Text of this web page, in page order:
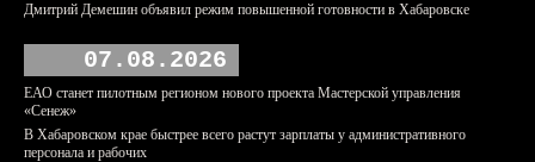
Дмитрий Демешин объявил режим повышенной готовности в Хабаровске
07.08.2026
ЕАО станет пилотным регионом нового проекта Мастерской управления
«Сенеж»
В Хабаровском крае быстрее всего растут зарплаты у административного
персонала и рабочих